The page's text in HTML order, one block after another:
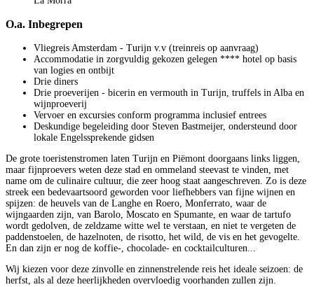
O.a. Inbegrepen
Vliegreis Amsterdam - Turijn v.v (treinreis op aanvraag)
Accommodatie in zorgvuldig gekozen gelegen **** hotel op basis
van logies en ontbijt
Drie diners
Drie proeverijen - bicerin en vermouth in Turijn, truffels in Alba en
wijnproeverij
Vervoer en excursies conform programma inclusief entrees
Deskundige begeleiding door Steven Bastmeijer, ondersteund door
lokale Engelssprekende gidsen
De grote toeristenstromen laten Turijn en Piëmont doorgaans links liggen,
maar fijnproevers weten deze stad en ommeland steevast te vinden, met
name om de culinaire cultuur, die zeer hoog staat aangeschreven. Zo is deze
streek een bedevaartsoord geworden voor liefhebbers van fijne wijnen en
spijzen: de heuvels van de Langhe en Roero, Monferrato, waar de
wijngaarden zijn, van Barolo, Moscato en Spumante, en waar de tartufo
wordt gedolven, de zeldzame witte wel te verstaan, en niet te vergeten de
paddenstoelen, de hazelnoten, de risotto, het wild, de vis en het gevogelte.
En dan zijn er nog de koffie-, chocolade- en cocktailculturen...
Wij kiezen voor deze zinvolle en zinnenstrelende reis het ideale seizoen: de
herfst, als al deze heerlijkheden overvloedig voorhanden zullen zijn.